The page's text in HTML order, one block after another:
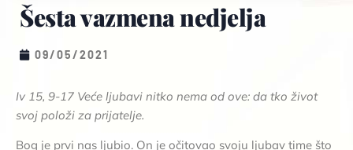
Šesta vazmena nedjelja
09/05/2021
Iv 15, 9-17 Veće ljubavi nitko nema od ove: da tko život
svoj položi za prijatelje.
Bog je prvi nas ljubio. On je očitovao svoju ljubav time što